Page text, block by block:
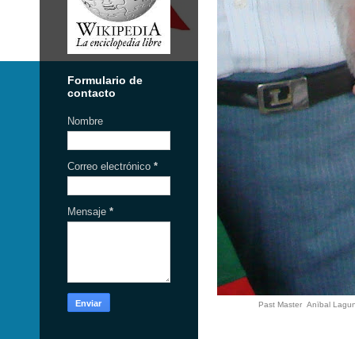
Past Master Anïbal
Formulario de
contacto
Nombre
Correo electrónico *
Mensaje *